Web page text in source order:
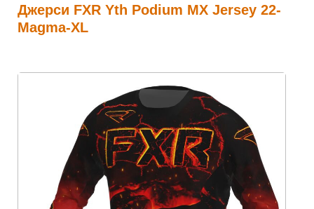
Джерси FXR Yth Podium MX Jersey 22-
Magma-XL